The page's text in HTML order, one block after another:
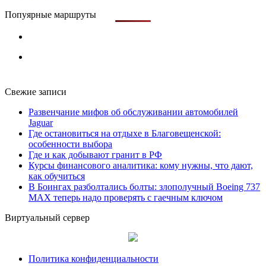
Попуярные маршруты
Свежие записи
Развенчание мифов об обслуживании автомобилей
Jaguar
Где остановиться на отдыхе в Благовещенской:
особенности выбора
Где и как добывают гранит в РФ
Курсы финансового аналитика: кому нужны, что дают,
как обучиться
В Боингах разболтались болты: злополучный Boeing 737
MAX теперь надо проверять с гаечным ключом
Виртуальный сервер
Политика конфиденциальности